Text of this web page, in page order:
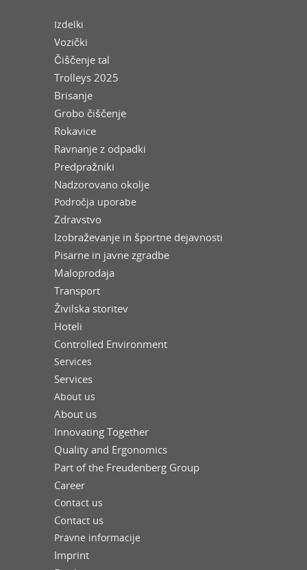
Izdelki
Vozički
Čiščenje tal
Trolleys 2025
Brisanje
Grobo čiščenje
Rokavice
Ravnanje z odpadki
Predpražniki
Nadzorovano okolje
Področja uporabe
Zdravstvo
Izobraževanje in športne dejavnosti
Pisarne in javne zgradbe
Maloprodaja
Transport
Živilska storitev
Hoteli
Controlled Environment
Services
Services
About us
About us
Innovating Together
Quality and Ergonomics
Part of the Freudenberg Group
Career
Contact us
Contact us
Pravne informacije
Imprint